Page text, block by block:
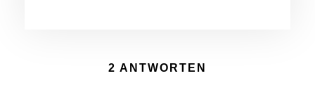
2 ANTWORTEN